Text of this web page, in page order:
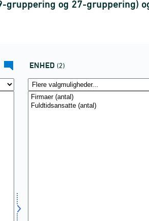
og 27-gruppering)
ENHED (2)